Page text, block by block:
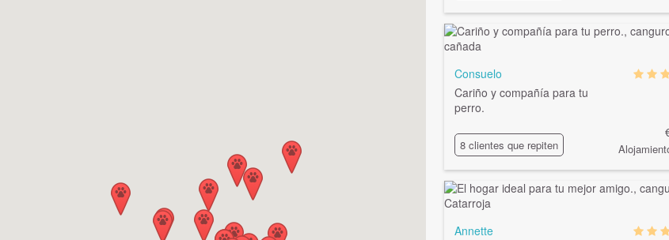
Consuelo
Cariño y compañía para tu
perro.
8 clientes que repiten
Annette